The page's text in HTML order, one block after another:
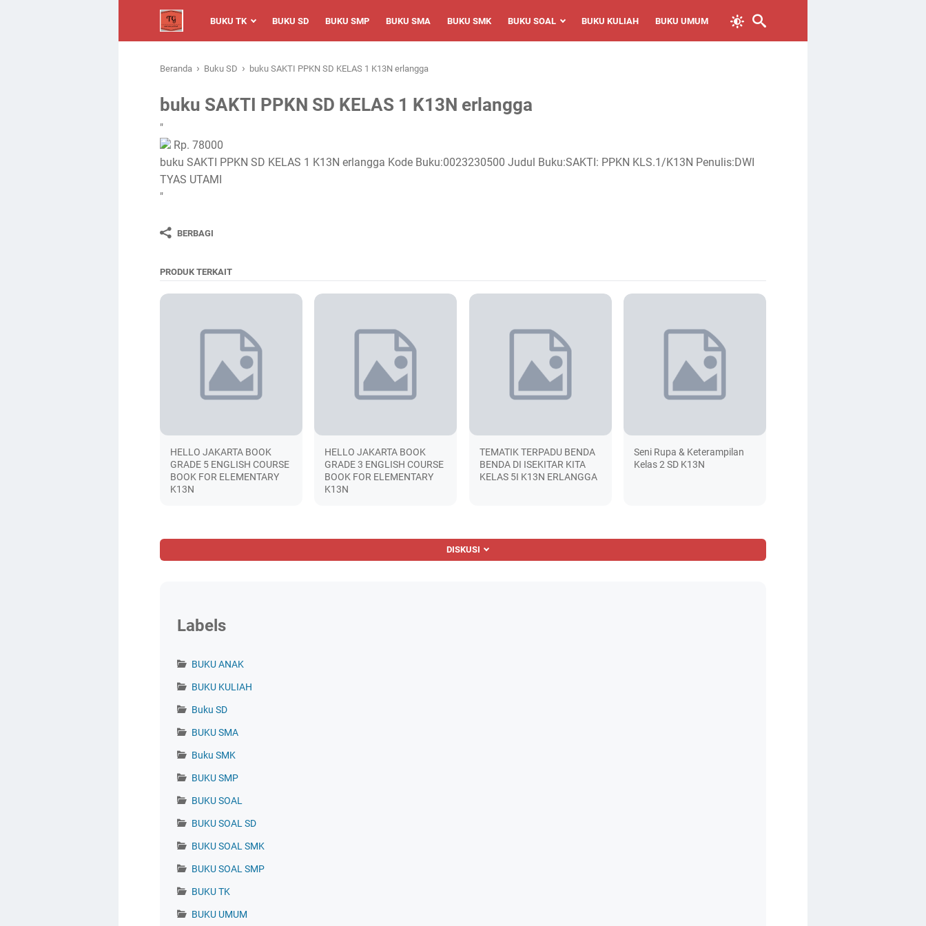
BUKU TK BUKU SD BUKU SMP BUKU SMA BUKU SMK BUKU SOAL BUKU KULIAH BUKU UMUM
Beranda › Buku SD › buku SAKTI PPKN SD KELAS 1 K13N erlangga
buku SAKTI PPKN SD KELAS 1 K13N erlangga
"
Rp. 78000
buku SAKTI PPKN SD KELAS 1 K13N erlangga Kode Buku:0023230500 Judul Buku:SAKTI: PPKN KLS.1/K13N Penulis:DWI
TYAS UTAMI
"
BERBAGI
PRODUK TERKAIT
HELLO JAKARTA BOOK
GRADE 5 ENGLISH COURSE
BOOK FOR ELEMENTARY
K13N
HELLO JAKARTA BOOK
GRADE 3 ENGLISH COURSE
BOOK FOR ELEMENTARY
K13N
TEMATIK TERPADU BENDA
BENDA DI ISEKITAR KITA
KELAS 5I K13N ERLANGGA
Seni Rupa & Keterampilan
Kelas 2 SD K13N
DISKUSI
Labels
BUKU ANAK
BUKU KULIAH
Buku SD
BUKU SMA
Buku SMK
BUKU SMP
BUKU SOAL
BUKU SOAL SD
BUKU SOAL SMK
BUKU SOAL SMP
BUKU TK
BUKU UMUM